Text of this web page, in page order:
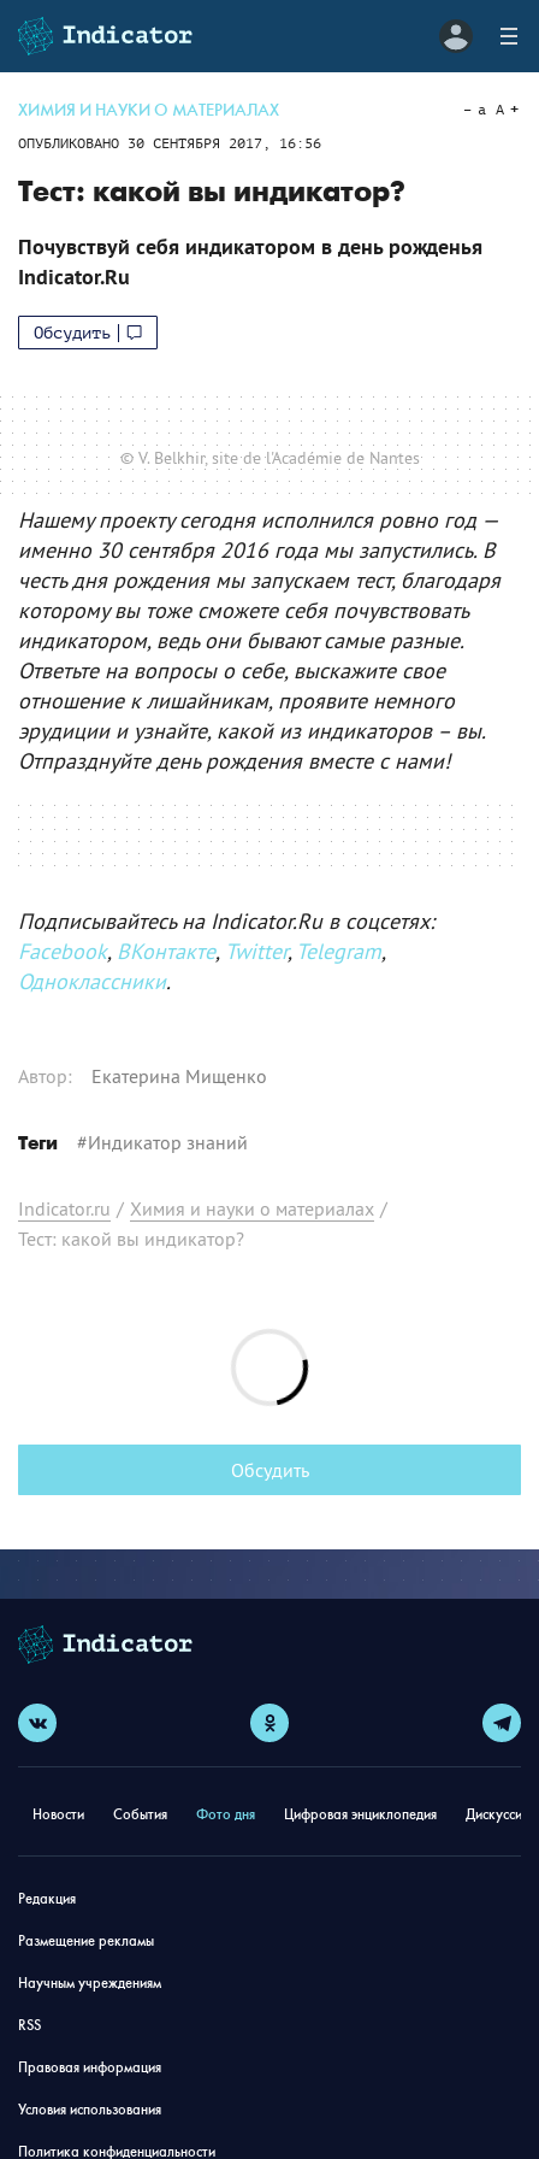
ХИМИЯ И НАУКИ О МАТЕРИАЛАХ
ОПУБЛИКОВАНО 30 СЕНТЯБРЯ 2017, 16:56
a A
Тест: какой вы индикатор?
Почувствуй себя индикатором в день рожденья
Indicator.Ru
Обсудить
© V. Belkhir, site de l'Académie de Nantes
Нашему проекту сегодня исполнился ровно год —
именно 30 сентября 2016 года мы запустились. В
честь дня рождения мы запускаем тест, благодаря
которому вы тоже сможете себя почувствовать
индикатором, ведь они бывают самые разные.
Ответьте на вопросы о себе, выскажите свое
отношение к лишайникам, проявите немного
эрудиции и узнайте, какой из индикаторов – вы.
Отпразднуйте день рождения вместе с нами!
Подписывайтесь на Indicator.Ru в соцсетях:
Facebook, ВКонтакте, Twitter, Telegram,
Одноклассники.
Автор: Екатерина Мищенко
Теги #Индикатор знаний
Indicator.ru / Химия и науки о материалах /
Тест: какой вы индикатор?
Обсудить
Новости События Фото дня Цифровая энциклопедия
Редакция
Размещение рекламы
Научным учреждениям
RSS
Правовая информация
Условия использования
Политика конфиденциальности